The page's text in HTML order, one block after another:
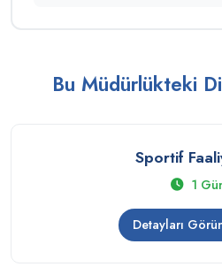
Bu Müdürlükteki
Sportif
1
Detayları